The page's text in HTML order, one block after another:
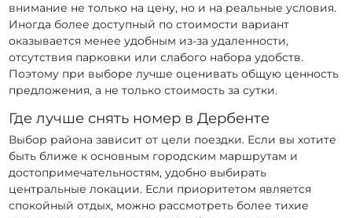
внимание не только на цену, но и на реальные условия.
Иногда более доступный по стоимости вариант
оказывается менее удобным из-за удаленности,
отсутствия парковки или слабого набора удобств.
Поэтому при выборе лучше оценивать общую ценность
предложения, а не только стоимость за сутки.
Где лучше снять номер в Дербенте
Выбор района зависит от цели поездки. Если вы хотите
быть ближе к основным городским маршрутам и
достопримечательностям, удобно выбирать
центральные локации. Если приоритетом является
спокойный отдых, можно рассмотреть более тихие